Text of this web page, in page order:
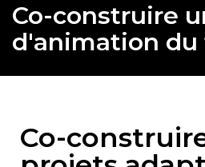
Co-construire
d'animation
Co-